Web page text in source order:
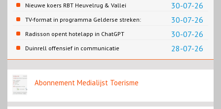
30-07-26
Nieuwe koers RBT Heuvelrug & Vallei
zichtbaar in eerste resultaten 2026
30-07-26
TV-format in programma Gelderse streken:
Rondje Gelderland
30-07-26
Radisson opent hotelapp in ChatGPT
28-07-26
Duinrell offensief in communicatie
Abonnement Medialijst Toerisme